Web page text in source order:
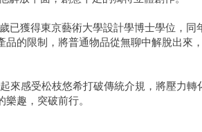
獲得東京藝術大學設計學博士學位，同
的限制，將普通物品從無聊中解脫出來
來感受松枝悠希打破傳統介規，將壓力
趣，突破前行。